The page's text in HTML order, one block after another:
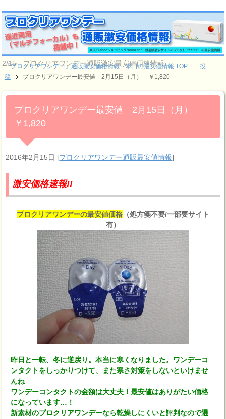
2/15 プロクリアワンデー通販激安最安値価格情報
『プロクリアワンデー』通販激安価格情報 本日の最安値情報 TOP
投
稿
プロクリアワンデー最安値 2月15日（月） ￥1,820
プロクリアワンデー最安値 2月15日（月）
￥1,820
2016年2月15日 [プロクリアワンデー通販最安値情報]
格速報!!
プロクリアワンデーの最安値価格（処方箋不要/一部要サイト
有）
昨日と一転、冬に逆戻り。本当に寒くなりました。ワンデーコ
ンタクトをしっかりつけて、また寒さ対策をしないといけませ
んね
ワンデーコンタクトの金額は大丈夫！最安値はありがたい価格
になっています…！
新素材のプロクリアワンデーなら乾燥しにくいと評判なので選